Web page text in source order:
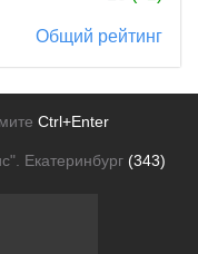
Общий рейтинг
Ctrl+Enter
Екатеринбург (343)